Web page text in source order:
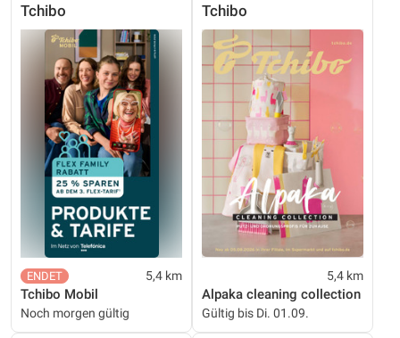
Tchibo
5,4 km
Tchibo Mobil
Noch morgen gültig
Tchibo
5,4 km
Alpaka cleaning collection
Gültig bis Di. 01.09.